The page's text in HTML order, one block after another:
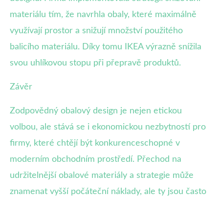
materiálu tím, že navrhla obaly, které maximálně
využívají prostor a snižují množství použitého
balicího materiálu. Díky tomu IKEA výrazně snížila
svou uhlíkovou stopu při přepravě produktů.
Závěr
Zodpovědný obalový design je nejen etickou
volbou, ale stává se i ekonomickou nezbytností pro
firmy, které chtějí být konkurenceschopné v
moderním obchodním prostředí. Přechod na
udržitelnější obalové materiály a strategie může
znamenat vyšší počáteční náklady, ale ty jsou často